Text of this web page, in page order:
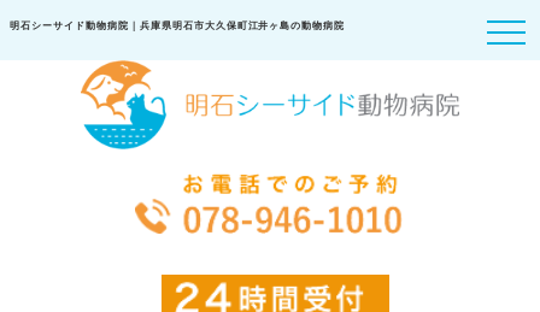
明石シーサイド動物病院｜兵庫県明石市大久保町江井ヶ島の動物病院